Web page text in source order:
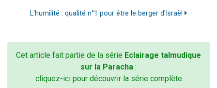
L'humilité : qualité n°1 pour être le berger d'Israël
Cet article fait partie de la série Eclairage talmudique
sur la Paracha :
cliquez-ici pour découvrir la série complète